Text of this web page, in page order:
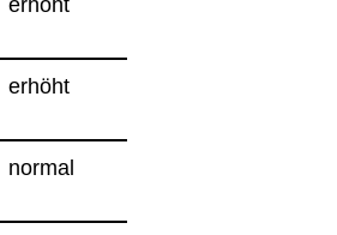
erhöht
nor­mal